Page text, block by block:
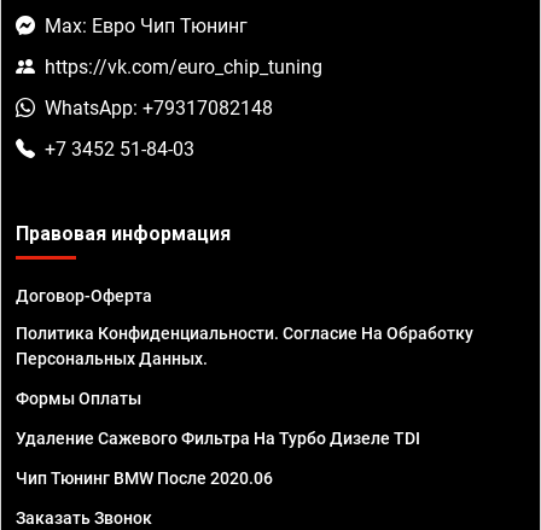
Max: Евро Чип Тюнинг
https://vk.com/euro_chip_tuning
WhatsApp: +79317082148
+7 3452 51-84-03
Правовая информация
Договор-Оферта
Политика Конфиденциальности. Согласие На Обработку
Персональных Данных.
Формы Оплаты
Удаление Сажевого Фильтра На Турбо Дизеле TDI
Чип Тюнинг BMW После 2020.06
Заказать Звонок